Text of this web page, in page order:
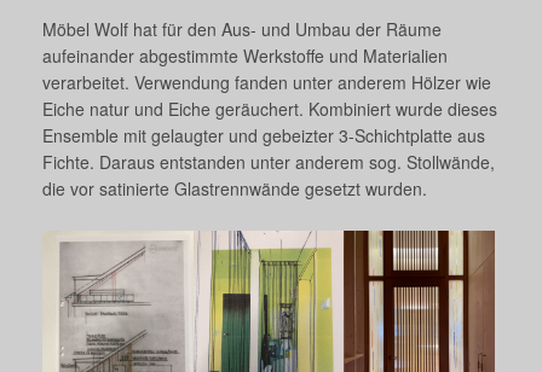
Möbel Wolf hat für den Aus- und Umbau der Räume
aufeinander abgestimmte Werkstoffe und Materialien
verarbeitet. Verwendung fanden unter anderem Hölzer wie
Eiche natur und Eiche geräuchert. Kombiniert wurde dieses
Ensemble mit gelaugter und gebeizter 3-Schichtplatte aus
Fichte. Daraus entstanden unter anderem sog. Stollwände,
die vor satinierte Glastrennwände gesetzt wurden.